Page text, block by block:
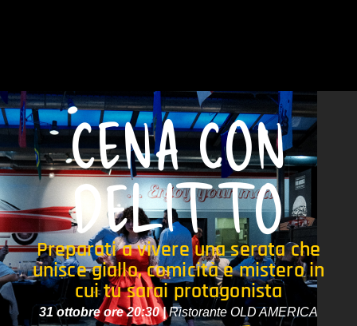
CENA CON
DELITTO
Preparati a vivere una serata che
unisce giallo, comicità e mistero in
cui tu sarai protagonista
31 ottobre ore 20:30 |Ristorante OLD AMERICA